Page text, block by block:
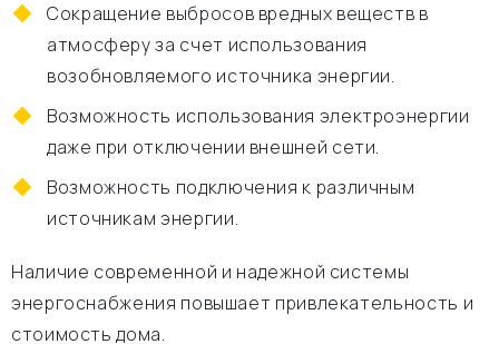
Сокращение выбросов вредных веществ в
атмосферу за счет использования
возобновляемого источника энергии.
Возможность использования электроэнергии
даже при отключении внешней сети.
Возможность подключения к различным
источникам энергии.
Наличие современной и надежной системы
энергоснабжения повышает привлекательность и
стоимость дома.